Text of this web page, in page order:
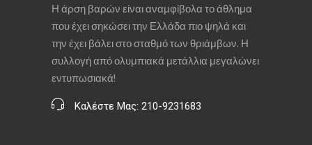
Η άρση βαρών είναι αναμφίβολα το άθλημα
που έχει σηκώσει την Ελλάδα πιο ψηλά και
την έχει βάλει στο σταθμό των θριάμβων. Η
συλλογή από ολυμπιακά μετάλλια μεγαλώνει
εντυπωσιακά!
Καλέστε Μας: 210-9231683